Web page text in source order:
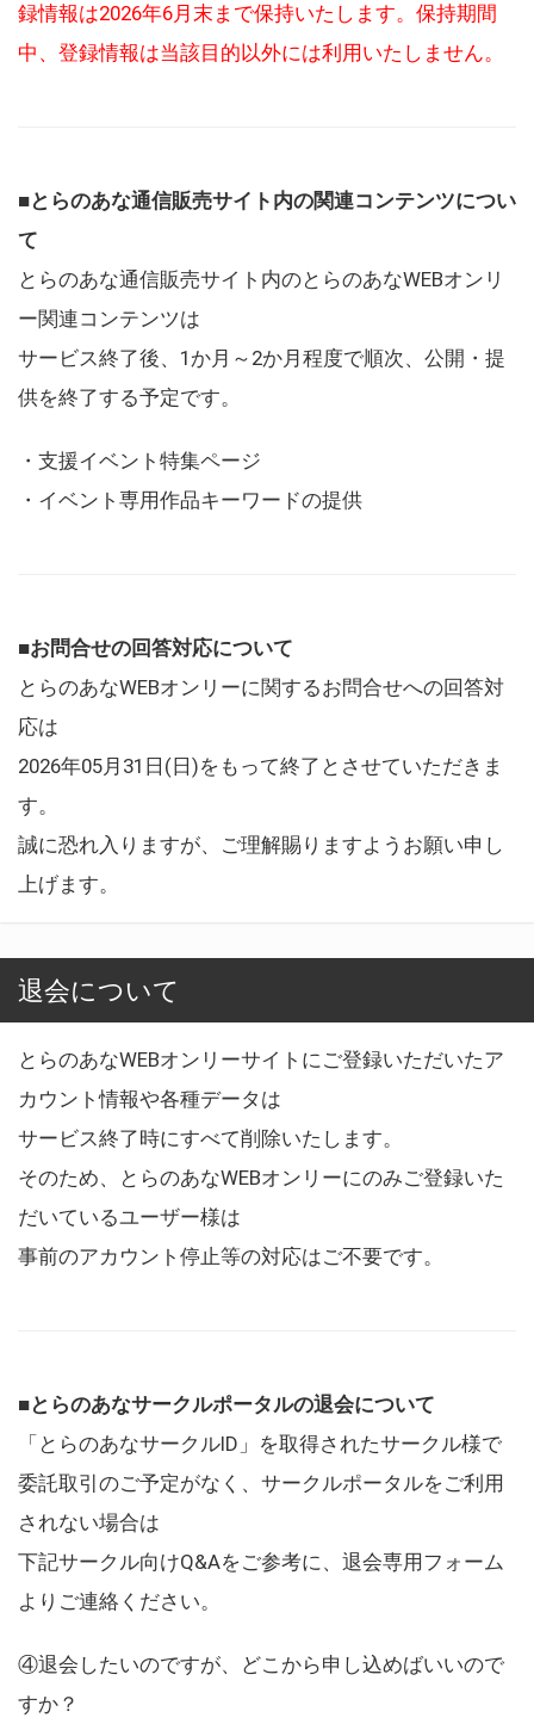
録情報は2026年6月末まで保持いたします。保持期間
中、登録情報は当該目的以外には利用いたしません。
■とらのあな通信販売サイト内の関連コンテンツについ
て
とらのあな通信販売サイト内のとらのあなWEBオンリ
ー関連コンテンツは
サービス終了後、1か月～2か月程度で順次、公開・提
供を終了する予定です。
・支援イベント特集ページ
・イベント専用作品キーワードの提供
■お問合せの回答対応について
とらのあなWEBオンリーに関するお問合せへの回答対
応は
2026年05月31日(日)をもって終了とさせていただきま
す。
誠に恐れ入りますが、ご理解賜りますようお願い申し
上げます。
退会について
とらのあなWEBオンリーサイトにご登録いただいたア
カウント情報や各種データは
サービス終了時にすべて削除いたします。
そのため、とらのあなWEBオンリーにのみご登録いた
だいているユーザー様は
事前のアカウント停止等の対応はご不要です。
■とらのあなサークルポータルの退会について
「とらのあなサークルID」を取得されたサークル様で
委託取引のご予定がなく、サークルポータルをご利用
されない場合は
下記サークル向けQ&Aをご参考に、退会専用フォーム
よりご連絡ください。
④退会したいのですが、どこから申し込めばいいので
すか？